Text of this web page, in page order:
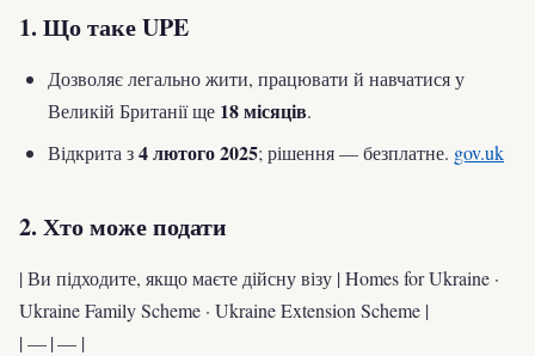
1. Що таке UPE
Дозволяє легально жити, працювати й навчатися у
Великій Британії ще 18 місяців.
Відкрита з4 лютого 2025; рішення — безплатне. gov.uk
2. Хто може подати
| Ви підходите, якщо маєте дійсну візу | Homes for Ukraine ·
Ukraine Family Scheme · Ukraine Extension Scheme |
| — | — |